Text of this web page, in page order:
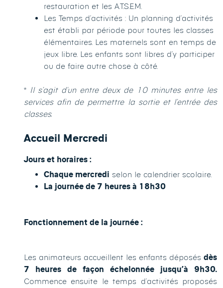
restauration et les A.T.S.E.M.
Les Temps d’activités : Un planning d’activités
est établi par période pour toutes les classes
élémentaires. Les maternels sont en temps de
jeux libre. Les enfants sont libres d’y participer
ou de faire autre chose à côté.
* Il s’agit d’un entre deux de 10 minutes entre les
services afin de permettre la sortie et l’entrée des
classes.
Accueil Mercredi
Jours et horaires :
Chaque mercredi selon le calendrier scolaire.
La journée de 7 heures à 18h30
Fonctionnement de la journée :
Les animateurs accueillent les enfants déposés dès
7 heures de façon échelonnée jusqu’à 9h30.
Commence ensuite le temps d’activités proposés